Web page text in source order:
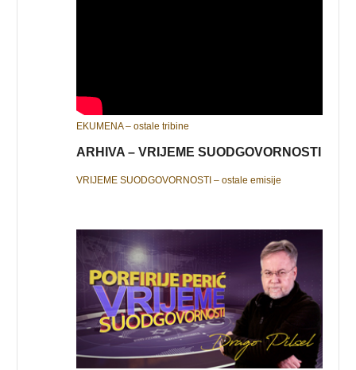
EKUMENA – ostale tribine
ARHIVA – VRIJEME SUODGOVORNOSTI
VRIJEME SUODGOVORNOSTI – ostale emisije